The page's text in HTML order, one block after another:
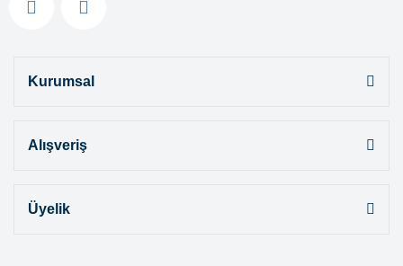
Kurumsal
Alışveriş
Üyelik